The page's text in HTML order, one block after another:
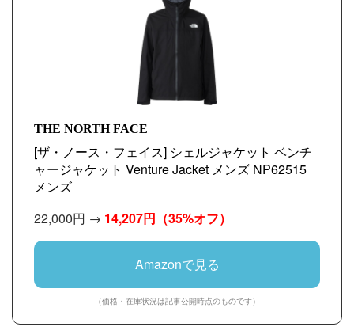
THE NORTH FACE
[ザ・ノース・フェイス] シェルジャケット ベンチ
ャージャケット Venture Jacket メンズ NP62515
メンズ
22,000円 → 14,207円 （35%オフ）
Amazonで見る
（価格・在庫状況は記事公開時点のものです）